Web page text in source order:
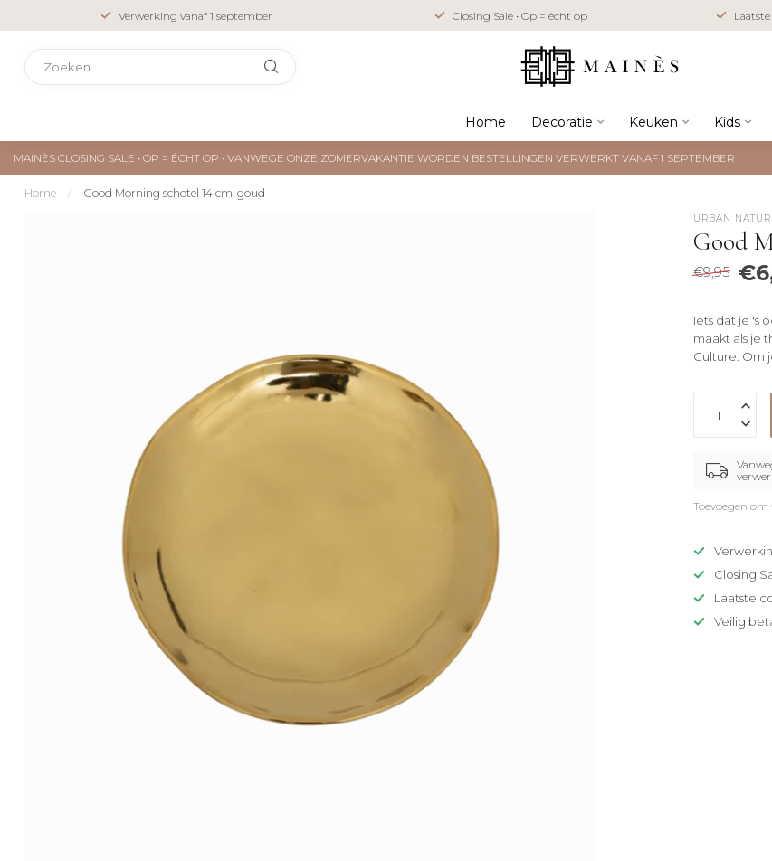
Verwerking vanaf 1 september Closing Sale • Op = écht op
Home Decoratie Keuken Kids
MAINÈS CLOSING SALE • OP = ÉCHT OP • VANWEGE ONZE ZOMERVAKANTIE WORDEN BESTELLINGEN VERWERKT VANAF 1 SEPTEMBER
Home / Good Morning schotel 14 cm, goud
URBAN
Good
€9,95
Iets dat je 's
maakt als je
Culture. Om
Toevoegen om
Closing
Laatste
Veilig